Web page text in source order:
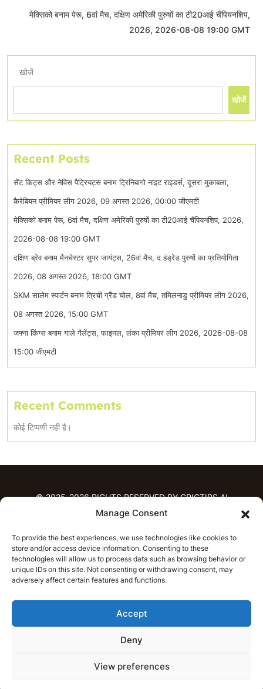
Manage Consent
To provide the best experiences, we use technologies like cookies to
store and/or access device information. Consenting to these
technologies will allow us to process data such as browsing behavior or
unique IDs on this site. Not consenting or withdrawing consent, may
adversely affect certain features and functions.
Accept
Deny
View preferences
मेक्सिको बनाम पेरू, 6वां मैच, दक्षिण अमेरिकी पुरुषों का टी20आई चैंपियनशिप,
2026, 2026-08-08 19:00 GMT
खोजें
खोजें
Recent Posts
सेंट किट्स और नेविस पैट्रियट्स बनाम ट्रिनिबागो नाइट राइडर्स, दूसरा मुकाबला,
कैरेबियन प्रीमियर लीग 2026, 09 अगस्त 2026, 00:00 जीएमटी
मेक्सिको बनाम पेरू, 6वां मैच, दक्षिण अमेरिकी पुरुषों का टी20आई चैंपियनशिप, 2026,
2026-08-08 19:00 GMT
दक्षिण ब्रेव बनाम मैनचेस्टर सुपर जायंट्स, 26वां मैच, द हंड्रेड पुरुषों का प्रतियोगिता
2026, 08 अगस्त 2026, 18:00 GMT
SKM सालेम स्पार्टन बनाम त्रिची ग्रैंड चोल, 8वां मैच, तमिलनाडु प्रीमियर लीग 2026,
08 अगस्त 2026, 15:00 GMT
जफ्ना किंग्स बनाम गाले गैलेंट्स, फाइनल, लंका प्रीमियर लीग 2026, 2026-08-08
15:00 जीएमटी
Recent Comments
कोई टिप्पणी नही है।
© 2025-2026 RIGHTS RESERVED BY CRICTIPS.AI
भविष्यवाणियाँ
आईपीएल भविष्यवाणियाँ
टी20 लीग भविष्यवाणियाँ
महिला क्रिकेट
नवीनतम क्रिकेट भविष्यवाणियाँ
भविष्यवाणी विश्लेषण
समाचार
आईपीएल समाचार
English